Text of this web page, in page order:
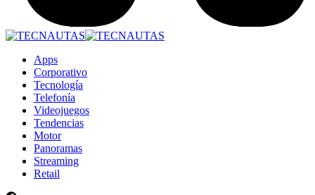
Apps
Corporativo
Tecnología
Telefonía
Videojuegos
Tendencias
Motor
Panoramas
Streaming
Retail